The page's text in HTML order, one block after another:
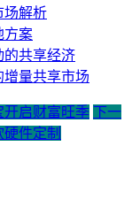
场解析
方案
的共享经济
增量共享市场
开启财富旺季 下一
件定制